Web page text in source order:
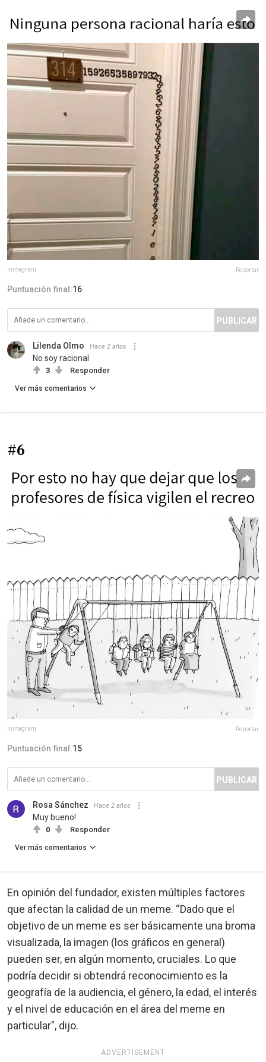
instagram Reportar
Puntuación final:16
PUBLICAR
Lilenda Olmo Hace 2 años
No soy racional
3 Responder
Ver más comentarios
#6
instagram Reportar
Puntuación final:15
PUBLICAR
Rosa Sánchez Hace 2 años
Muy bueno!
0 Responder
Ver más comentarios
En opinión del fundador, existen múltiples factores
que afectan la calidad de un meme. “Dado que el
objetivo de un meme es ser básicamente una broma
visualizada, la imagen (los gráficos en general)
pueden ser, en algún momento, cruciales. Lo que
podría decidir si obtendrá reconocimiento es la
geografía de la audiencia, el género, la edad, el interés
y el nivel de educación en el área del meme en
particular", dijo.
ADVERTISEMENT